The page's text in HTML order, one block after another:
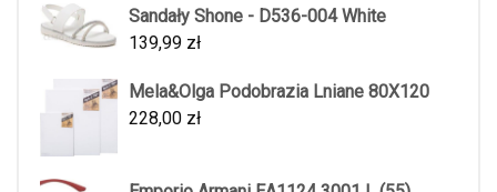
Sandały Shone - D536-004 White
139,99 zł
Mela&Olga Podobrazia Lniane 80X120
228,00 zł